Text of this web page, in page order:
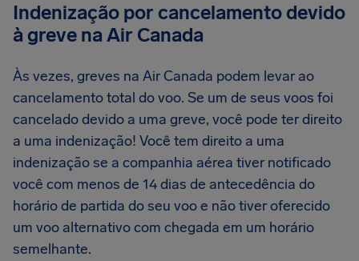
Indenização por cancelamento devido
à greve na Air Canada
Às vezes, greves na Air Canada podem levar ao
cancelamento total do voo. Se um de seus voos foi
cancelado devido a uma greve, você pode ter direito
a uma indenização! Você tem direito a uma
indenização se a companhia aérea tiver notificado
você com menos de 14 dias de antecedência do
horário de partida do seu voo e não tiver oferecido
um voo alternativo com chegada em um horário
semelhante.